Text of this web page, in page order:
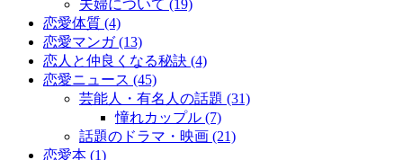
夫婦について (19)
恋愛体質 (4)
恋愛マンガ (13)
恋人と仲良くなる秘訣 (4)
恋愛ニュース (45)
芸能人・有名人の話題 (31)
憧れカップル (7)
話題のドラマ・映画 (21)
恋愛本 (1)